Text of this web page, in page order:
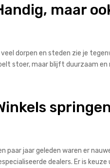
maar
veel dorpen en steden zie je
stoer, maar blijft duurzaam en
paar jaar geleden waren er
dealers. Er is